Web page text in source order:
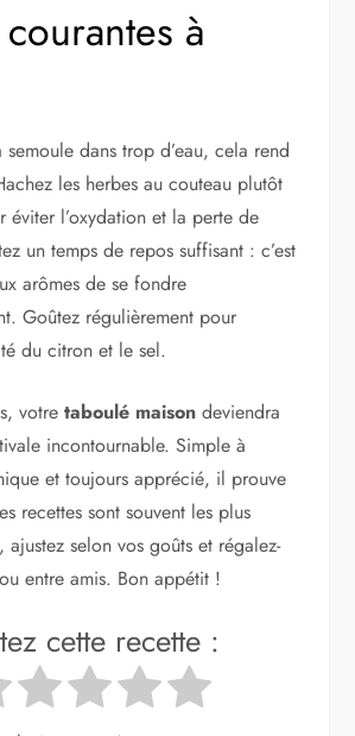
à
dans trop d’eau, cela rend
les herbes au couteau plutôt
éviter l’oxydation et la perte de
un temps de repos suffisant : c’est
arômes de se fondre
Goûtez régulièrement pour
du citron et le sel.
votretaboulé maison deviendra
incontournable. Simple à
et toujours apprécié, il prouve
recettes sont souvent les plus
ajustez selon vos goûts et régalez-
entre amis. Bon appétit !
cette recette :